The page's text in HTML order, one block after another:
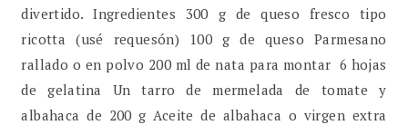
divertido. Ingredientes 300 g de queso fresco tipo
ricotta (usé requesón) 100 g de queso Parmesano
rallado o en polvo 200 ml de nata para montar 6 hojas
de gelatina Un tarro de mermelada de tomate y
albahaca de 200 g Aceite de albahaca o virgen extra